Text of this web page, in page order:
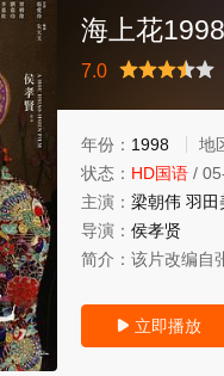
海上花1998
7.0
很差较差 推荐力荐
年份： 1998 地
状态： HD国语 /
主演： 梁朝伟 羽田
导演： 侯孝贤
简介： 该片改编自
 立即播放